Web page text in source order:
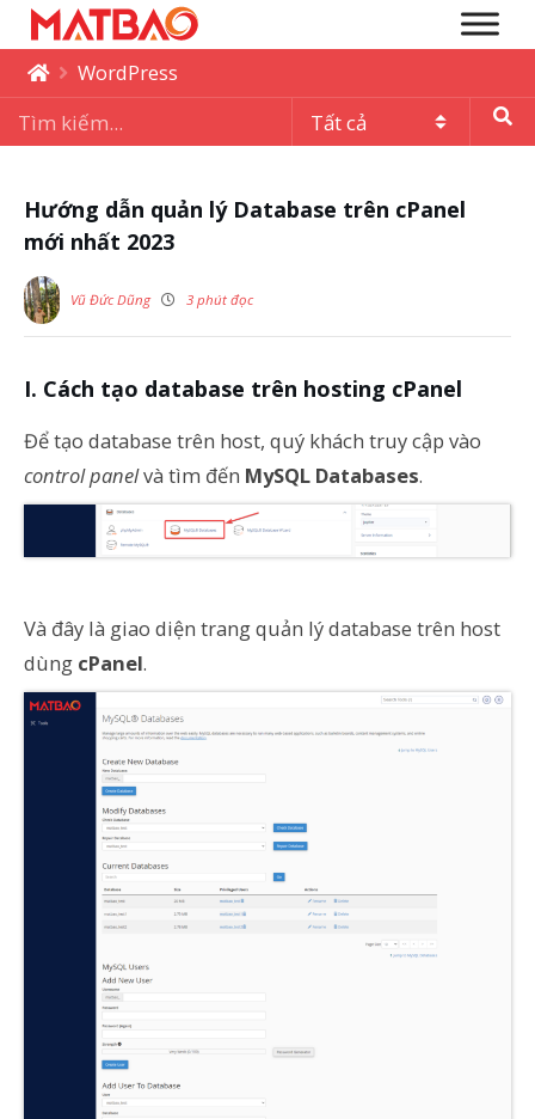
WordPress
Hướng dẫn quản lý Database trên cPanel
mới nhất 2023
Vũ Đức Dũng 3 phút đọc
I. Cách tạo database trên hosting cPanel
Để tạo database trên host, quý khách truy cập vào
control panelvà tìm đến MySQL Databases.
Và đây là giao diện trang quản lý database trên host
dùng cPanel.